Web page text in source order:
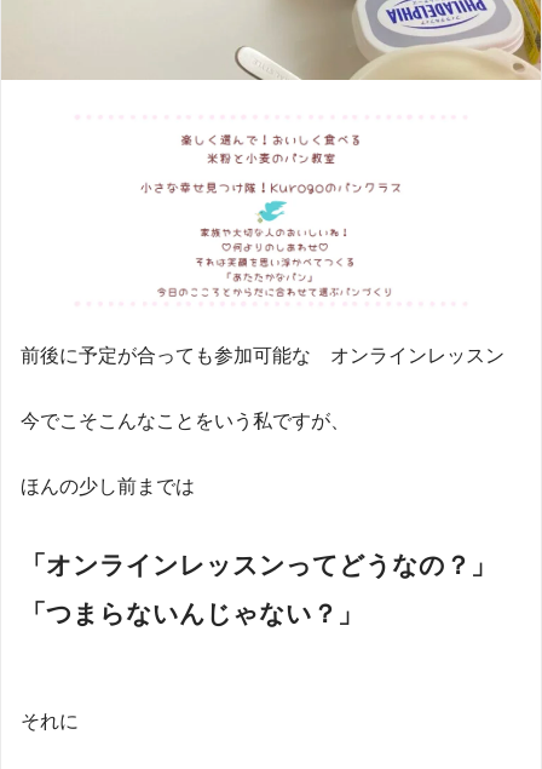
前後に予定が合っても参加可能な オンラインレッスン
今でこそこんなことをいう私ですが、
ほんの少し前までは
「オンラインレッスンってどうなの？」
「つまらないんじゃない？」
それに